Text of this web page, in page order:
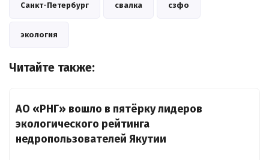
Санкт-Петербург свалка сзфо
экология
Читайте также:
АО «РНГ» вошло в пятёрку лидеров
экологического рейтинга
недропользователей Якутии